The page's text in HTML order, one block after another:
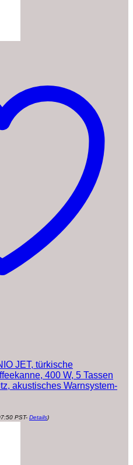
JET, türkische
400 W, 5 Tassen
akustisches Warnsystem-
PST- Details)